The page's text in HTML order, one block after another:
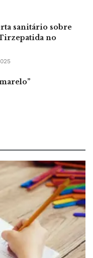
sanitário sobre
no